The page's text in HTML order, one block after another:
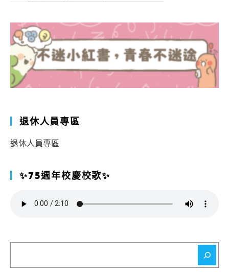
退休人員專區
退休人員專區
✨75週年校慶校歌✨